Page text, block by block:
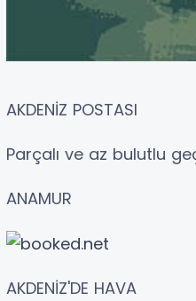
AKDENİZ POSTASI
Parçalı ve az bulutlu
ANAMUR
AKDENİZ'DE HAVA